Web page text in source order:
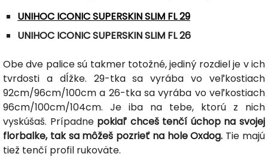
UNIHOC ICONIC SUPERSKIN SLIM FL 29
UNIHOC ICONIC SUPERSKIN SLIM FL 26
Obe dve palice sú takmer totožné, jediný rozdiel je v ich
tvrdosti a dĺžke. 29-tka sa vyrába vo veľkostiach
92cm/96cm/100cm a 26-tka sa vyrába vo veľkostiach
96cm/100cm/104cm. Je iba na tebe, ktorú z nich
vyskúšaš. Prípadne pokiaľ chceš tenčí úchop na svojej
florbalke, tak sa môžeš pozrieť na hole Oxdog. Tie majú
tiež tenčí profil rukoväte.